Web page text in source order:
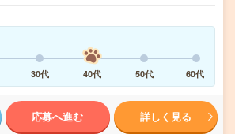
30代 40代 50代 60代
応募へ進む 詳しく見る